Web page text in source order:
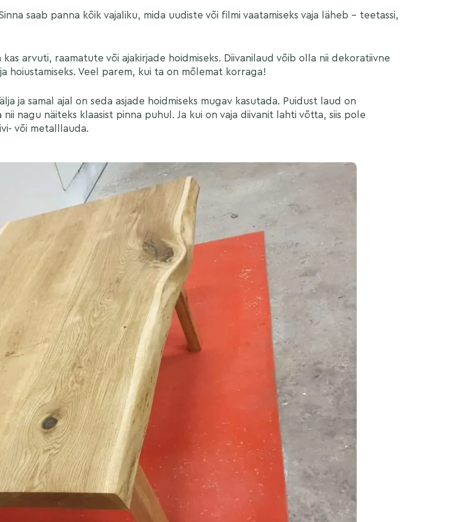
saab panna kõik vajaliku, mida uudiste või filmi vaatamiseks vaja läheb – teetassi,
arvuti, raamatute või ajakirjade hoidmiseks. Diivanilaud võib olla nii dekoratiivne
hoiustamiseks. Veel parem, kui ta on mõlemat korraga!
ja samal ajal on seda asjade hoidmiseks mugav kasutada. Puidust laud on
nagu näiteks klaasist pinna puhul. Ja kui on vaja diivanit lahti võtta, siis pole
või metalllauda.